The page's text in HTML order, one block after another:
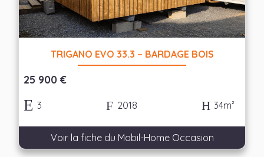
TRIGANO EVO 33.3 – BARDAGE BOIS
25 900 €
3 2018 34m²
Voir la fiche du Mobil-Home Occasion